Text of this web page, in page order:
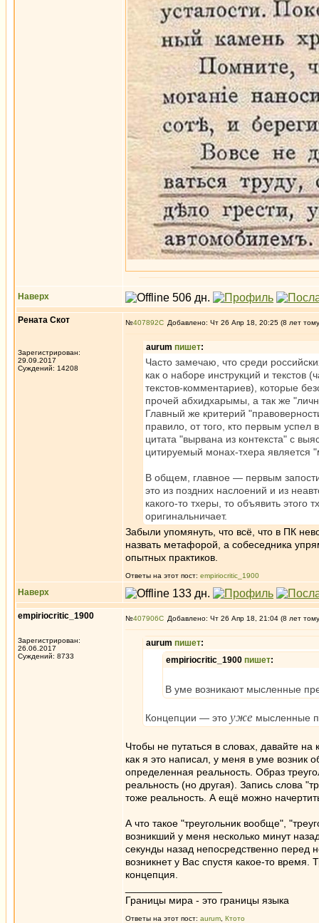
Наверх
Рената Скот
Зарегистрирован:
29.09.2017
Суждений: 14208
№407892 Добавлено: Чт 26 Апр 18, 20:25 (8 лет
aurum пишет:
Часто замечаю, что среди
как о наборе инструкций и текстов
текстов-комментариев), которые
прочей абхидхарымы, а так же
Главный же критерий
правило, от того, кто первым успел
цитата "вырвана из контекста" с
цитируемый монах-тхера является
В общем, главное — первым
это из поздних наслоений и из
какого-то тхеры, то объявить
оригинальничает.
Забыли упомянуть, что всё, что в ПК
назвать метафорой, а собеседника
опытных практиков.
Ответы на этот пост: empiriocritic_1900
Наверх
empiriocritic_1900
Зарегистрирован:
26.06.2017
Суждений: 8733
№407906 Добавлено: Чт 26 Апр 18, 21:04 (8 лет
aurum пишет:
empiriocritic_1900 пишет:
В уме возникают мысленные
Концепции — это уже мысленные
Чтобы не путаться в словах, давайте
как я это написал, у меня в уме возник
определенная реальность. Образ
реальность (но другая). Запись слова
тоже реальность. А ещё можно
А что такое "треугольник вообще",
возникший у меня несколько минут
секунды назад непосредственно перед
возникнет у Вас спустя какое-то время.
концепция.
Границы мира - это границы языка
Ответы на этот пост: aurum Ктото